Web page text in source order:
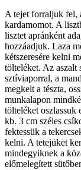
A tejet forraljuk fel,
kardamomot. A
lisztet apránként
hozzáadjuk. Laza
kétszeresére kelni
tölteléket. Az aszalt
sztíviaporral, a
megkelt a tészta,
munkalapon
tölteléket oszlassuk
kb. 3 cm széles
fektessük a
kelni. A tetejüket
mindegyiknek a
előmelegített